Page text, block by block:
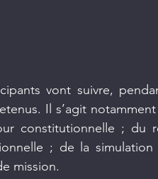
vont suivre,
Il s’agit
constitutionnelle ; du
; de la
mission.